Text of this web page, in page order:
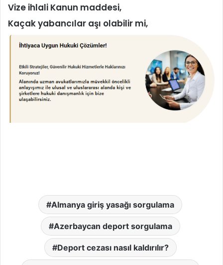
Vize ihlali Kanun maddesi,
Kaçak yabancılar aşı olabilir mi,
Almanya giriş yasağı sorgulama
Azerbaycan deport sorgulama
Deport cezası nasıl kaldırılır?